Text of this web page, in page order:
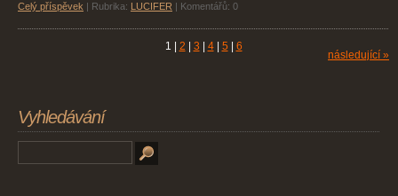
Celý příspěvek Rubrika: LUCIFER Komentářů: 0
1 2 3 4 5 6
následující »
Vyhledávání